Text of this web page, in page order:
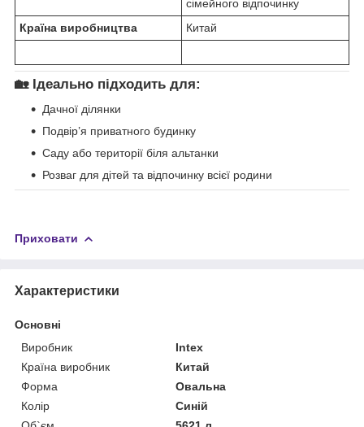
сімейного відпочинку
Країна виробництва
Китай
🏡 Ідеально підходить для:
Дачної ділянки
Подвір’я приватного будинку
Саду або території біля альтанки
Розваг для дітей та відпочинку всієї родини
Приховати
Характеристики
Основні
Виробник
Intex
Країна виробник
Китай
Форма
Овальна
Колір
Синій